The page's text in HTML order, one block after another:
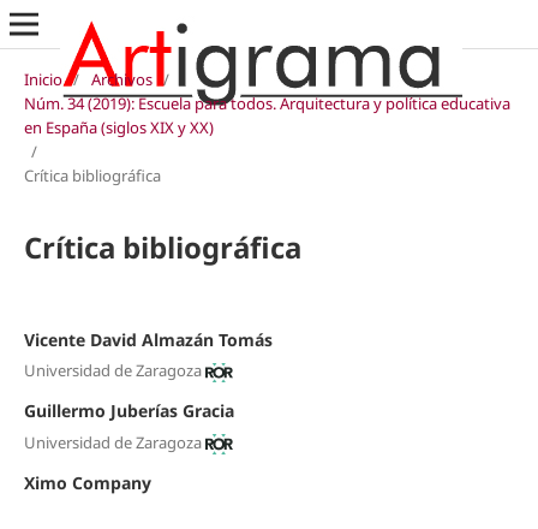
Inicio / Archivos /
Núm. 34 (2019): Escuela para todos. Arquitectura y política educativa
en España (siglos XIX y XX)
/
Crítica bibliográfica
Crítica bibliográfica
Vicente David Almazán Tomás
Universidad de Zaragoza
Guillermo Juberías Gracia
Universidad de Zaragoza
Ximo Company